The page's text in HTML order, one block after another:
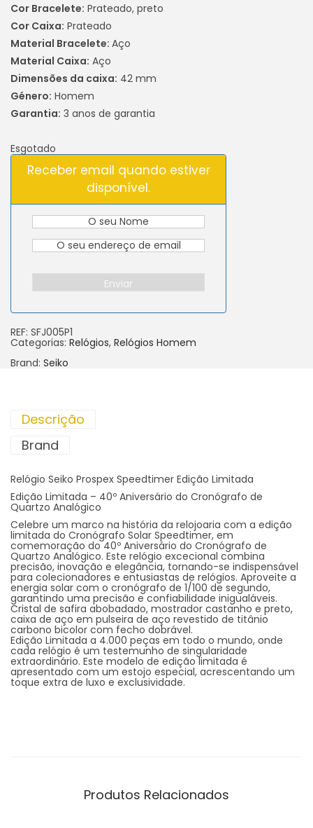
Cor Bracelete: Prateado, preto
Cor Caixa: Prateado
Material Bracelete: Aço
Material Caixa: Aço
Dimensões da caixa: 42 mm
Género: Homem
Garantia: 3 anos de garantia
Esgotado
Receber email quando estiver
disponível.
Enviar
REF: SFJ005P1
Categorias: Relógios, Relógios Homem
Brand: Seiko
Descrição
Brand
Relógio Seiko Prospex Speedtimer Edição Limitada
Edição Limitada – 40º Aniversário do Cronógrafo de
Quartzo Analógico
Celebre um marco na história da relojoaria com a edição
limitada do Cronógrafo Solar Speedtimer, em
comemoração do 40º Aniversário do Cronógrafo de
Quartzo Analógico. Este relógio excecional combina
precisão, inovação e elegância, tornando-se indispensável
para colecionadores e entusiastas de relógios. Aproveite a
energia solar com o cronógrafo de 1/100 de segundo,
garantindo uma precisão e confiabilidade inigualáveis.
Cristal de safira abobadado, mostrador castanho e preto,
caixa de aço em pulseira de aço revestido de titânio
carbono bicolor com fecho dobrável.
Edição Limitada a 4.000 peças em todo o mundo, onde
cada relógio é um testemunho de singularidade
extraordinário. Este modelo de edição limitada é
apresentado com um estojo especial, acrescentando um
toque extra de luxo e exclusividade.
Produtos Relacionados